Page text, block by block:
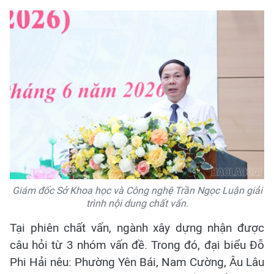
Giám đốc Sở Khoa học và Công nghệ Trần Ngọc Luận giải
trình nội dung chất vấn.
Tại phiên chất vấn, ngành xây dựng nhận được
câu hỏi từ 3 nhóm vấn đề. Trong đó, đại biểu Đỗ
Phi Hải nêu: Phường Yên Bái, Nam Cường, Âu Lâu